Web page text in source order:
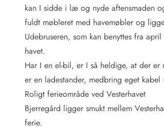
We love people!
Fritidsaktiviteter
Esmark VIP partnerfordele
Esmark KidsVIP
LEGOLAND® rabat
Ferie med børn
Ferie med hund
Ferie ved stranden
Naturoplevelser
kan I sidde i læ og nyde aftensmaden
fuldt møbleret med havemøbler og
Udebruseren, som kan benyttes fra
havet.
Har I en el-bil, er I så heldige, at der
er en ladestander, medbring eget kabel
Roligt ferieområde ved Vesterhavet
Bjerregård ligger smukt mellem
ferie.